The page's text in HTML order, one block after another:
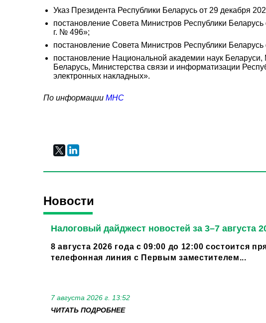
Указ Президента Республики Беларусь от 29 декабря
постановление Совета Министров Республики
г. № 496»;
постановление Совета Министров Республики
постановление Национальной академии наук
Беларусь, Министерства связи и информатизации
электронных накладных».
По информации МНС
Новости
Налоговый дайджест новостей за 3–7 августа
8 августа 2026 года с 09:00 до 12:00 состоится
телефонная линия с Первым заместителем...
7 августа 2026 г. 13:52
ЧИТАТЬ ПОДРОБНЕЕ